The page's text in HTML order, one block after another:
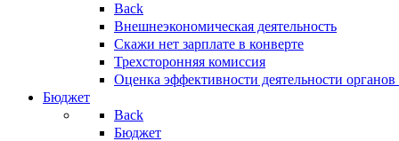
Back
Внешнеэкономическая деятельность
Скажи нет зарплате в конверте
Трехсторонняя комиссия
Оценка эффективности деятельности
Бюджет
Back
Бюджет